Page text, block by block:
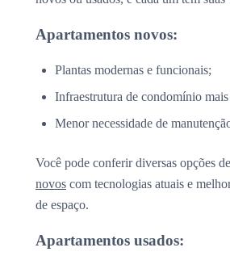
Apartamentos novos:
Plantas modernas e funcionais;
Infraestrutura de condomínio
Menor necessidade de
Você pode conferir diversas opções de
novos com tecnologias atuais e
de espaço.
Apartamentos usados: